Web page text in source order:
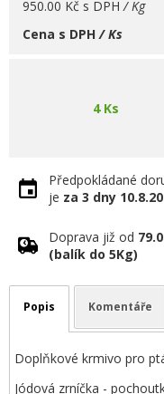
950.00 Kč s DPH / Kg
Cena s DPH/ Ks
4 Ks
Předpokládané
je za 3 dny
Doprava již od
(balík do 5Kg)
Popis Komentáře
Doplňkové krmivo pro
Jódová zrníčka -